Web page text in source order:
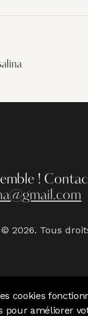
cookies
pour améliorer
!
2026. Tous
Politique de